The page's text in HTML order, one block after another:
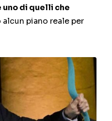
uno di quelli che
alcun piano reale per